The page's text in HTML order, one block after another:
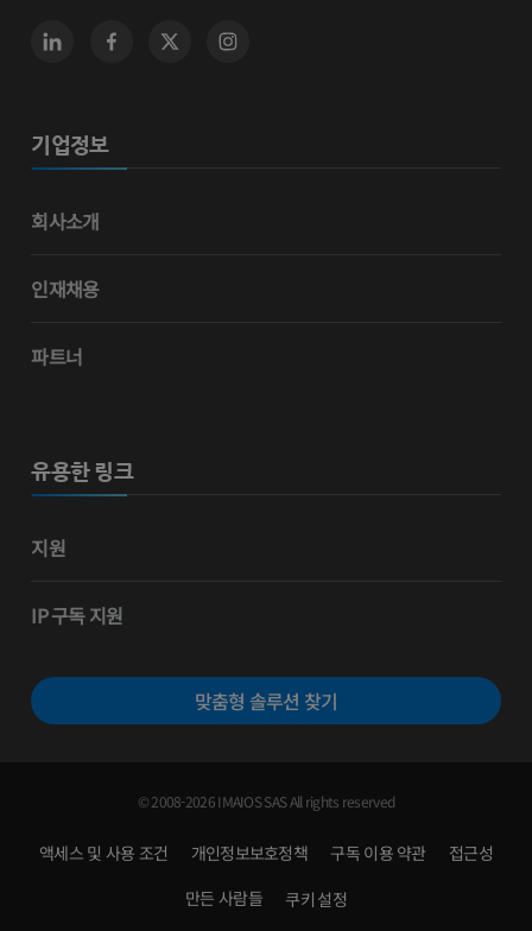
기업정보
회사소개
인재채용
파트너
유용한 링크
지원
IP 구독 지원
맞춤형 솔루션 찾기
© 2008-2026 IMAIOS SAS All rights reserved
액세스 및 사용 조건 개인정보보호정책 구독 이용 약관
접근성
만든 사람들
쿠키 설정